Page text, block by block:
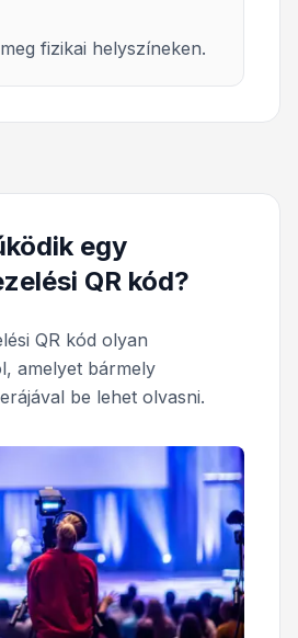
fizikai helyszíneken.
egy
QR kód?
QR kód olyan
amelyet bármely
be lehet olvasni.